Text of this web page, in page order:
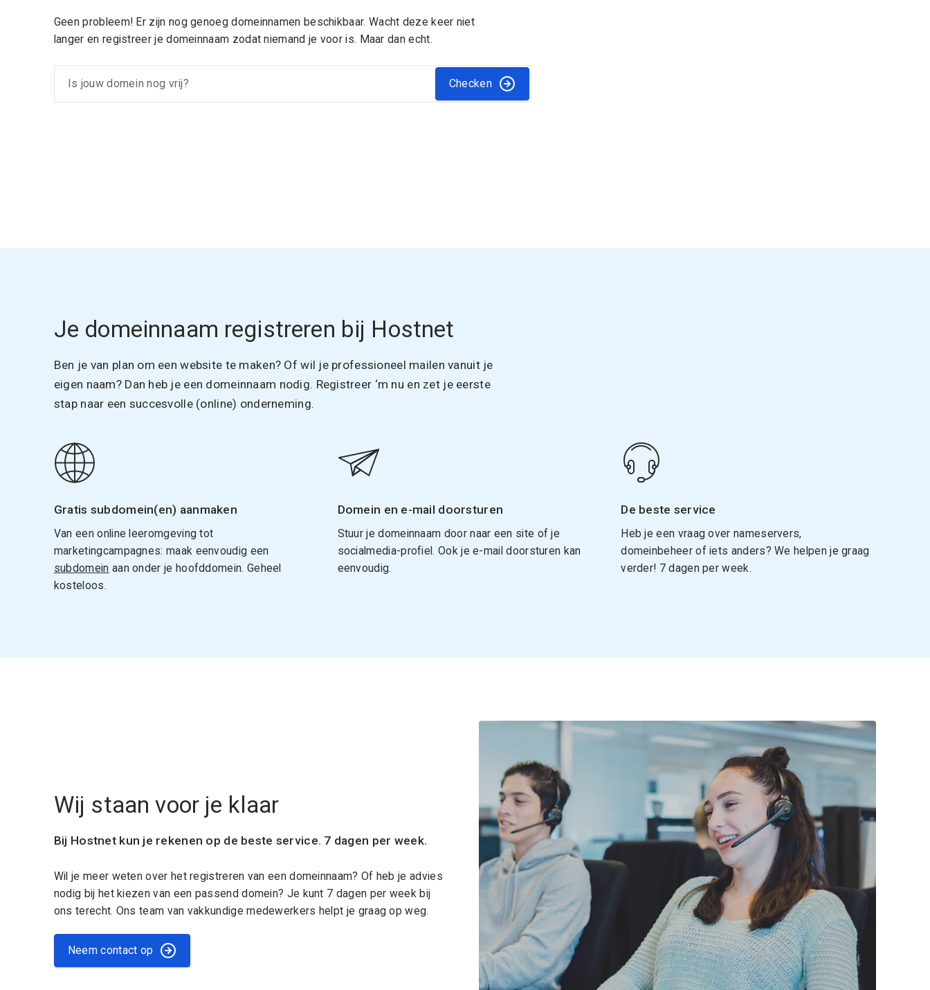
Geen probleem! Er zijn nog genoeg domeinnamen beschikbaar. Wacht deze keer niet
langer en registreer je domeinnaam zodat niemand je voor is. Maar dan echt.
Checken
Je domeinnaam registreren bij Hostnet
Ben je van plan om een website te maken? Of wil je professioneel mailen vanuit je
eigen naam? Dan heb je een domeinnaam nodig. Registreer ‘m nu en zet je eerste
stap naar een succesvolle (online) onderneming.
Gratis subdomein(en) aanmaken
Van een online leeromgeving tot
marketingcampagnes: maak eenvoudig een
subdomein aan onder je hoofddomein. Geheel
kosteloos.
Domein en e-mail doorsturen
Stuur je domeinnaam door naar een site of je
socialmedia-profiel. Ook je e-mail doorsturen kan
eenvoudig.
De beste service
Heb je een vraag over nameservers,
domeinbeheer of iets anders? We helpen je graag
verder! 7 dagen per week.
Wij staan voor je klaar
Bij Hostnet kun je rekenen op de beste service. 7 dagen per week.
Wil je meer weten over het registreren van een domeinnaam? Of heb je advies
nodig bij het kiezen van een passend domein? Je kunt 7 dagen per week bij
ons terecht. Ons team van vakkundige medewerkers helpt je graag op weg.
Neem contact op